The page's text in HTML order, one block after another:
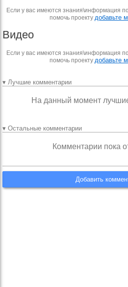
Если у вас имеются знания\информация
помочь проекту добавьте
Видео
Если у вас имеются знания\информация
помочь проекту добавьте
▾ Лучшие комментарии
На данный момент
▾ Остальные комментарии
Комментарии пока
Добавить